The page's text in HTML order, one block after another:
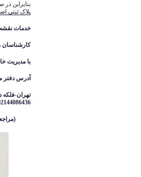
بنابراین
پلاک ثبتی
خدمات نقشه
کارشناسان
با مدیریت
آدرس دفتر
تهران-فلکه
(مراجعه